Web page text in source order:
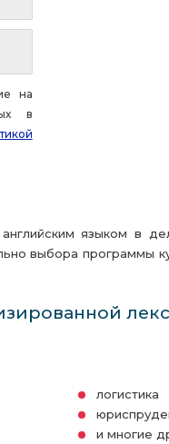
на
в
языком в
выбора программы
логистика
и многие